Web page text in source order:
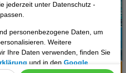
jederzeit unter Datenschutz -
personenbezogene Daten, um
Weitere
Ihre Daten verwenden, finden Sie
und in denGoogle
Empfehlung
Bilder Karte